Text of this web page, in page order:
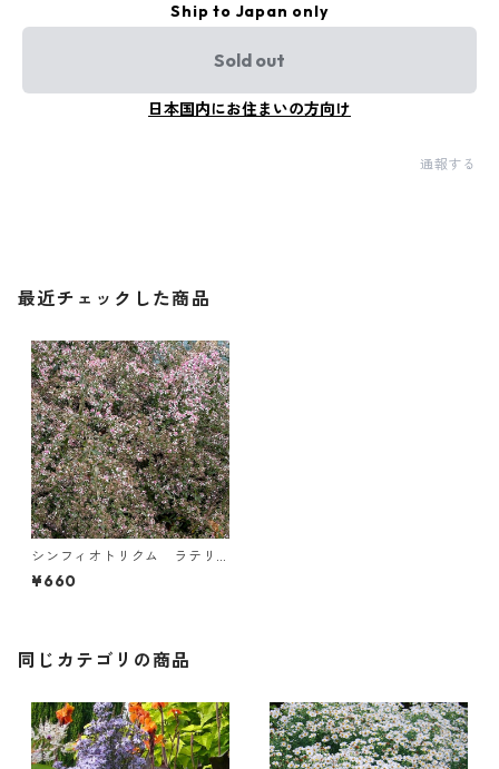
Ship to Japan only
Sold out
日本国内にお住まいの方向け
通報する
最近チェックした商品
シンフィオトリクム ラテリ
フロルム ’レディ・イン・ブ
ラック’
¥660
同じカテゴリの商品